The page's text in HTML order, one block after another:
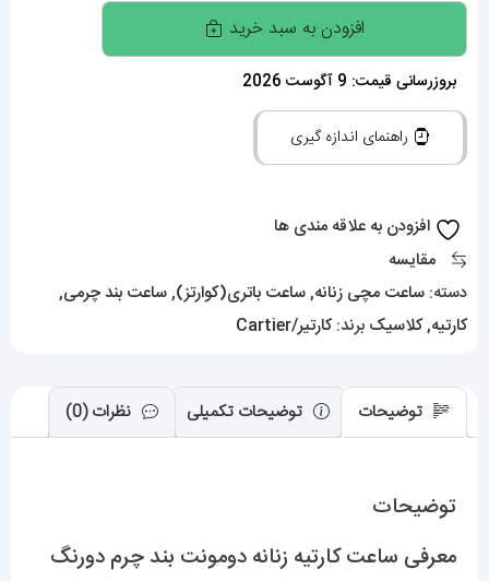
ساعت
کارتیه
زنانه
دومونت
طلایی
CARTIER
Dumont
watch
عدد
افزودن به سبد خرید
بروزرسانی قیمت: 9 آگوست 2026
راهنمای اندازه گیری
افزودن به علاقه مندی ها
مقایسه
دسته: ساعت مچی زنانه,ساعت باتری(کوارتز),ساعت بند چرمی,
کارتیه,کلاسیک برند:کارتیر/Cartier
توضیحات توضیحات تکمیلی نظرات (0)
توضیحات
معرفی ساعت کارتیه زنانه دومونت بند چرم دورنگ